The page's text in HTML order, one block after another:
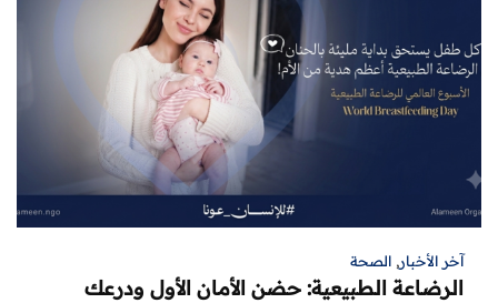
آخر الأخبار, الصحة
الرضاعة الطبيعية: حضن الأمان الأول ودرعك